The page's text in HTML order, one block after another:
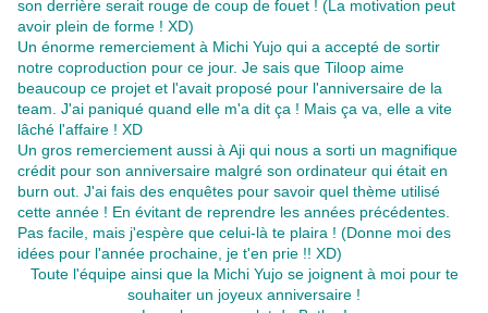
son derrière serait rouge de coup de fouet ! (La motivation peut
avoir plein de forme ! XD)
Un énorme remerciement à Michi Yujo qui a accepté de sortir
notre coproduction pour ce jour. Je sais que Tiloop aime
beaucoup ce projet et l'avait proposé pour l'anniversaire de la
team. J'ai paniqué quand elle m'a dit ça ! Mais ça va, elle a vite
lâché l'affaire ! XD
Un gros remerciement aussi à Aji qui nous a sorti un magnifique
crédit pour son anniversaire malgré son ordinateur qui était en
burn out. J'ai fais des enquêtes pour savoir quel thème utilisé
cette année ! En évitant de reprendre les années précédentes.
Pas facile, mais j'espère que celui-là te plaira ! (Donne moi des
idées pour l'année prochaine, je t'en prie !! XD)
Toute l'équipe ainsi que la Michi Yujo se joignent à moi pour te
souhaiter un joyeux anniversaire !